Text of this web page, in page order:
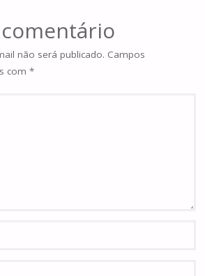
não será publicado. Campos
com *